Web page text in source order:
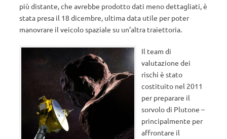
più distante, che avrebbe prodotto dati meno dettagliati, è
stata presa il 18 dicembre, ultima data utile per poter
manovrare il veicolo spaziale su un’altra traiettoria.
Il team di
valutazione dei
rischi è stato
costituito nel 2011
per preparare il
sorvolo di Plutone –
principalmente per
affrontare il